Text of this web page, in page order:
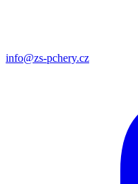
info@zs-pchery.cz